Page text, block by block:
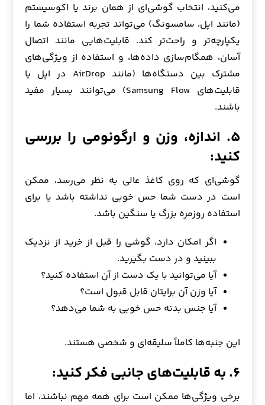
می‌کنید، انتخاب گوشی‌ای از همان برند یا اکوسیستم
(مانند اپل، سامسونگ) می‌تواند تجربه استفاده شما را
یکپارچه‌تر و راحت‌تر کند. قابلیت‌هایی مانند اتصال
آسان، همگام‌سازی داده‌ها، و استفاده از ویژگی‌های
مشترک بین دستگاه‌ها (مانند AirDrop در اپل یا
قابلیت‌های Samsung Flow) می‌توانند بسیار مفید
باشند.
۵. اندازه، وزن و ارگونومی را بررسی
کنید:
گوشی‌ای که روی کاغذ عالی به نظر می‌رسد، ممکن
است در دست شما حس خوبی نداشته باشد یا برای
استفاده روزمره بزرگ یا سنگین باشد.
اگر امکان دارد، گوشی را قبل از خرید از نزدیک
ببینید و در دست بگیرید.
آیا می‌توانید با یک دست از آن استفاده کنید؟
آیا وزن آن برایتان قابل قبول است؟
آیا جنس بدنه حس خوبی به شما می‌دهد؟
این جنبه‌ها کاملاً سلیقه‌ای و شخصی هستند.
۶. به قابلیت‌های جانبی فکر کنید:
برخی ویژگی‌ها ممکن است برای همه مهم نباشند، اما